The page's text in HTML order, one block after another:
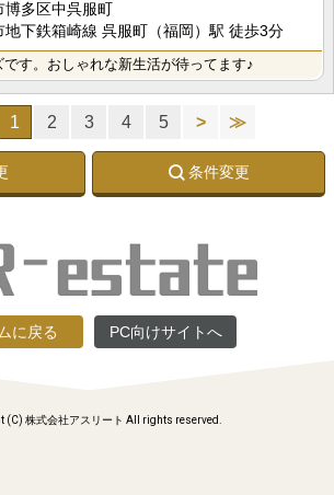
多区中呉服町
地下鉄箱崎線 呉服町（福岡）駅 徒歩3分
す。おしゃれな新生活が待ってます♪
1 2 3 4 5 > ≫
条件変更
に戻る PC向けサイトへ
(C) 株式会社アスリート All rights reserved.